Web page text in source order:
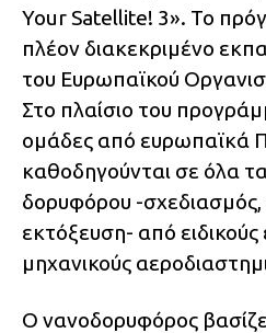
Your Satellite! 3». Το
πλέον διακεκριμένο
του Ευρωπαϊκού
Στο πλαίσιο του
ομάδες από ευρωπαϊκά
καθοδηγούνται σε όλα
δορυφόρου -
εκτόξευση- από ειδικούς
μηχανικούς
Ο νανοδορυφόρος